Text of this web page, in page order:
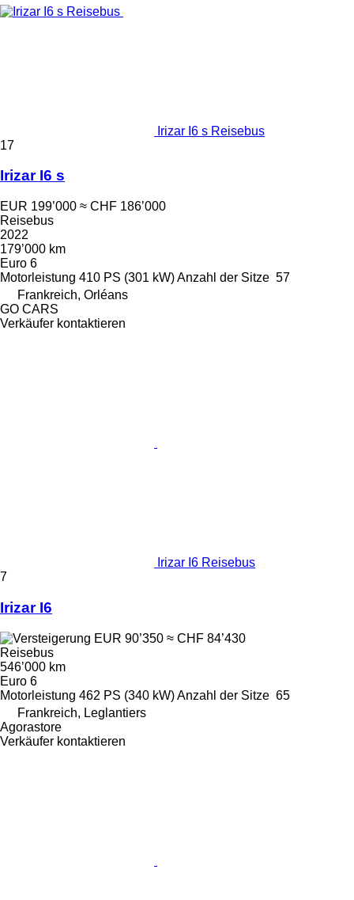
Irizar I6 s Reisebus
17
Irizar I6 s
EUR 199’000 ≈ CHF 186’000
Reisebus
2022
179’000 km
Euro 6
Motorleistung 410 PS (301 kW)Anzahl der Sitze 57
Frankreich, Orléans
GO CARS
Verkäufer kontaktieren
Irizar I6 Reisebus
7
Irizar I6
EUR 90’350 ≈ CHF 84’430
Reisebus
546’000 km
Euro 6
Motorleistung 462 PS (340 kW)Anzahl der Sitze 65
Frankreich, Leglantiers
Agorastore
Verkäufer kontaktieren